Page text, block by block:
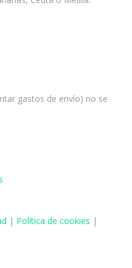
gastos de envío) no se
| Política de cookies |